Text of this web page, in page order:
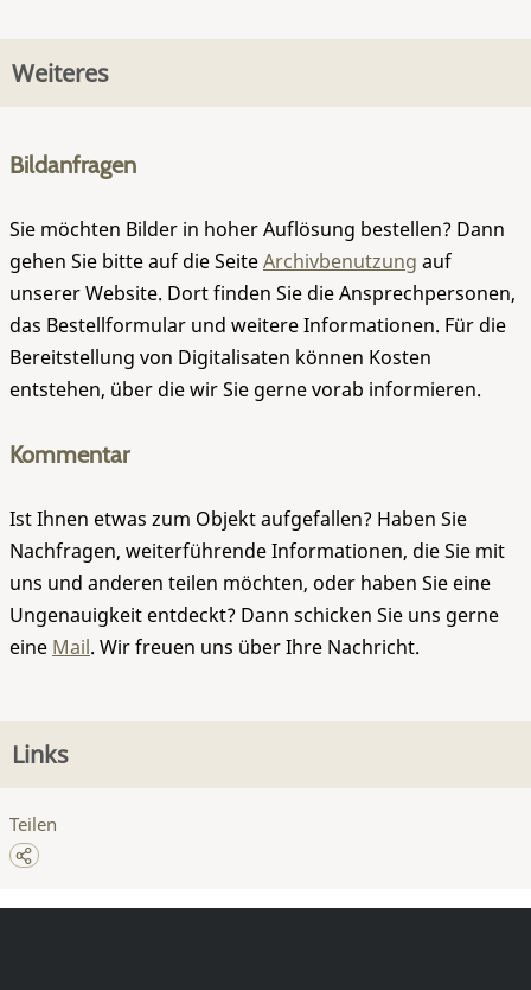
Weiteres
Bildanfragen
Sie möchten Bilder in hoher Auflösung bestellen? Dann
gehen Sie bitte auf die SeiteArchivbenutzung auf
unserer Website. Dort finden Sie die Ansprechpersonen,
das Bestellformular und weitere Informationen. Für die
Bereitstellung von Digitalisaten können Kosten
entstehen, über die wir Sie gerne vorab informieren.
Kommentar
Ist Ihnen etwas zum Objekt aufgefallen? Haben Sie
Nachfragen, weiterführende Informationen, die Sie mit
uns und anderen teilen möchten, oder haben Sie eine
Ungenauigkeit entdeckt? Dann schicken Sie uns gerne
eine Mail. Wir freuen uns über Ihre Nachricht.
Links
Teilen